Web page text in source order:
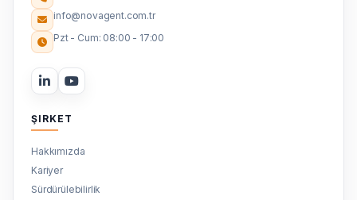
info@novagent.com.tr
Pzt - Cum: 08:00 - 17:00
ŞIRKET
Hakkımızda
Kariyer
Sürdürülebilirlik